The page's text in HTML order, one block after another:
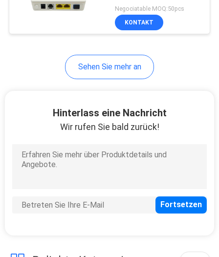
Chipset Ontarios Hisilicon
Negociatable MOQ:50pcs
KONTAKT
Sehen Sie mehr an
Hinterlass eine Nachricht
Wir rufen Sie bald zurück!